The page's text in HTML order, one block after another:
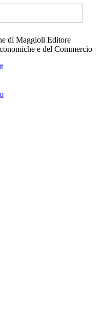
di Maggioli Editore
e del Commercio